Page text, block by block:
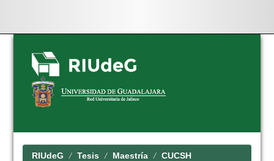
Skip
navigation
RIUdeG Tesis Maestría CUCSH